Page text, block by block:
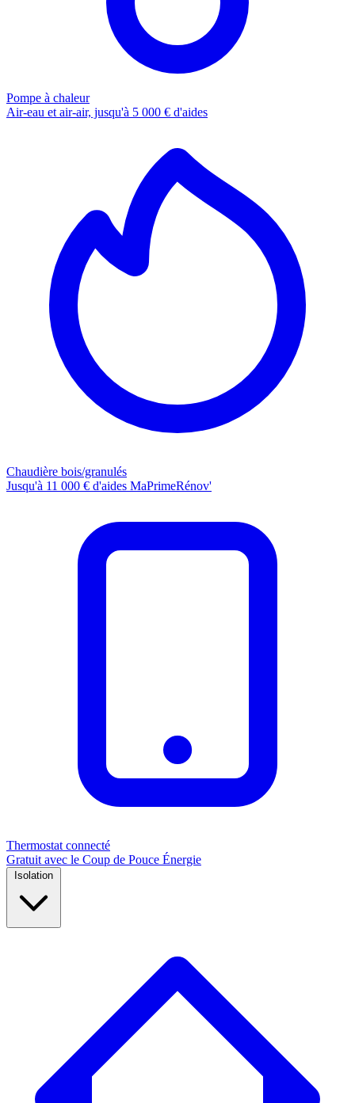
Pompe à chaleur
Air-eau et air-air, jusqu'à 5 000 € d'aides
Chaudière bois/granulés
Jusqu'à 11 000 € d'aides MaPrimeRénov'
Thermostat connecté
Gratuit avec le Coup de Pouce Énergie